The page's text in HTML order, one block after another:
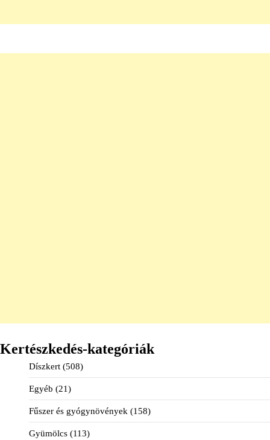
Kertészkedés-kategóriák
Díszkert (508)
Egyéb (21)
Fűszer és gyógynövények (158)
Gyümölcs (113)